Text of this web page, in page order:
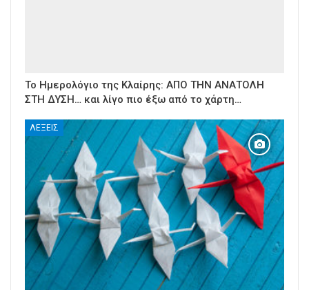
Το Ημερολόγιο της Κλαίρης: ΑΠΟ ΤΗΝ ΑΝΑΤΟΛΗ
ΣΤΗ ΔΥΣΗ… και λίγο πιο έξω από το χάρτη…
ΛΈΞΕΙΣ